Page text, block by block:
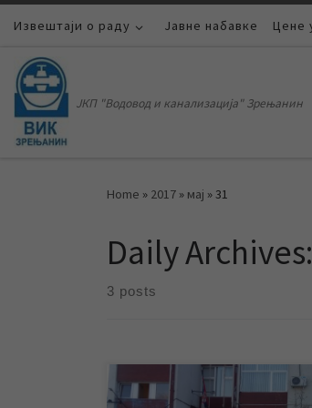
Skip to content
Извештаји о раду Јавне набавке Цене
ЈКП "Водовод и канализација" Зрењанин
Home » 2017 » мај »31
Daily Archives:
3 posts
У протекла два месеца ЈКП